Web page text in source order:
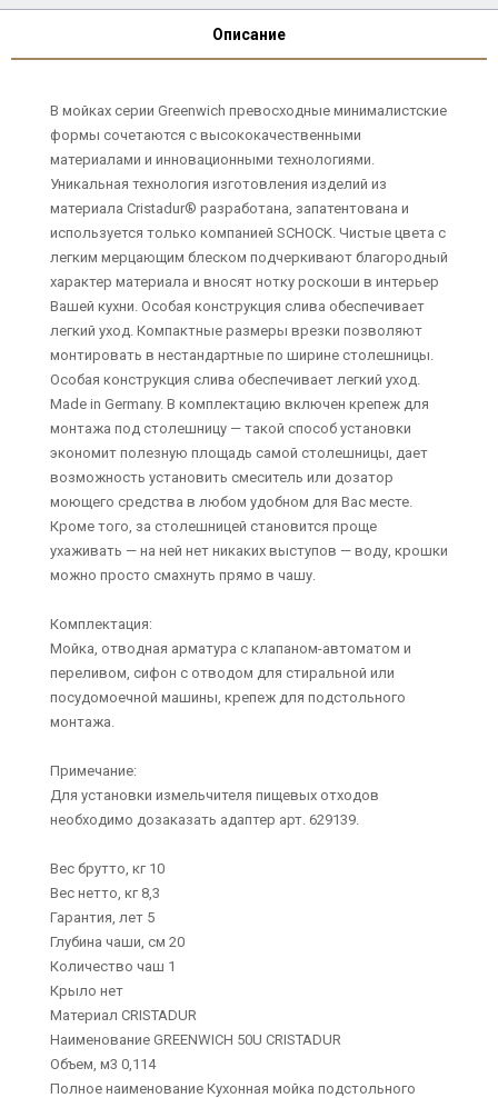
Описание
В мойках серии Greenwich превосходные минималистские
формы сочетаются с высококачественными
материалами и инновационными технологиями.
Уникальная технология изготовления изделий из
материала Cristadur® разработана, запатентована и
используется только компанией SCHOCK. Чистые цвета с
легким мерцающим блеском подчеркивают благородный
характер материала и вносят нотку роскоши в интерьер
Вашей кухни. Особая конструкция слива обеспечивает
легкий уход. Компактные размеры врезки позволяют
монтировать в нестандартные по ширине столешницы.
Особая конструкция слива обеспечивает легкий уход.
Made in Germany. В комплектацию включен крепеж для
монтажа под столешницу — такой способ установки
экономит полезную площадь самой столешницы, дает
возможность установить смеситель или дозатор
моющего средства в любом удобном для Вас месте.
Кроме того, за столешницей становится проще
ухаживать — на ней нет никаких выступов — воду, крошки
можно просто смахнуть прямо в чашу.
Комплектация:
Мойка, отводная арматура с клапаном-автоматом и
переливом, сифон с отводом для стиральной или
посудомоечной машины, крепеж для подстольного
монтажа.
Примечание:
Для установки измельчителя пищевых отходов
необходимо дозаказать адаптер арт. 629139.
Вес брутто, кг 10
Вес нетто, кг 8,3
Гарантия, лет 5
Глубина чаши, см 20
Количество чаш 1
Крыло нет
Материал CRISTADUR
Наименование GREENWICH 50U CRISTADUR
Объем, м3 0,114
Полное наименование Кухонная мойка подстольного